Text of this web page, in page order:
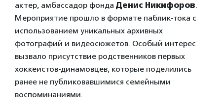
актер, амбассадор фонда Денис Никифоров.
Мероприятие прошло в формате паблик-тока с
использованием уникальных архивных
фотографий и видеосюжетов. Особый интерес
вызвало присутствие родственников первых
хоккеистов-динамовцев, которые поделились
ранее не публиковавшимися семейными
воспоминаниями.